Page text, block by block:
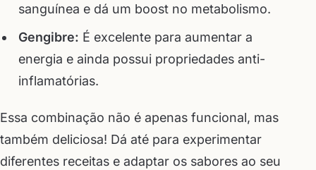
sanguínea e dá um boost no metabolismo.
Gengibre: É excelente para aumentar a
energia e ainda possui propriedades anti-
inflamatórias.
Essa combinação não é apenas funcional, mas
também deliciosa! Dá até para experimentar
diferentes receitas e adaptar os sabores ao seu